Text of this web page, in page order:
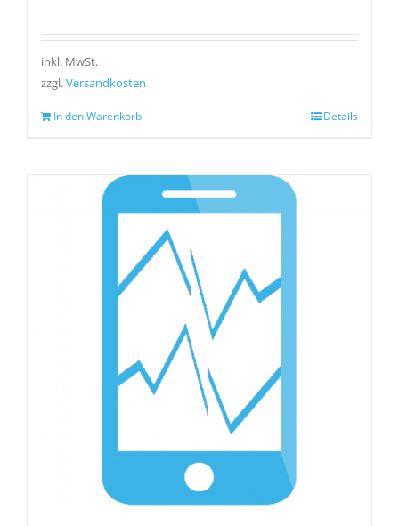
inkl. MwSt.
zzgl.Versandkosten
In den Warenkorb Details